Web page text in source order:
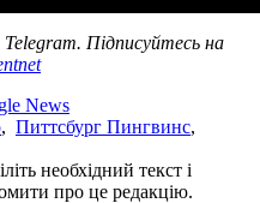
Telegram. Підписуйтесь на
News
, Питтсбург Пингвинс,
необхідний текст і
про це редакцію.